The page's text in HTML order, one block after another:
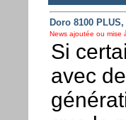
Doro 8100
News ajoutée ou mise
Si
avec